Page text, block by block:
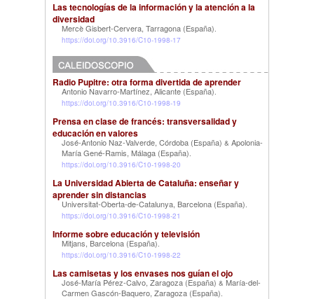
Las tecnologías de la información y la atención a la
diversidad
Mercè Gisbert-Cervera, Tarragona (España).
https://doi.org/10.3916/C10-1998-17
Radio Pupitre: otra forma divertida de aprender
Antonio Navarro-Martínez, Alicante (España).
https://doi.org/10.3916/C10-1998-19
Prensa en clase de francés: transversalidad y
educación en valores
José-Antonio Naz-Valverde, Córdoba (España) & Apolonia-
María Gené-Ramis, Málaga (España).
https://doi.org/10.3916/C10-1998-20
La Universidad Abierta de Cataluña: enseñar y
aprender sin distancias
Universitat-Oberta-de-Catalunya, Barcelona (España).
https://doi.org/10.3916/C10-1998-21
Informe sobre educación y televisión
Mitjans, Barcelona (España).
https://doi.org/10.3916/C10-1998-22
Las camisetas y los envases nos guían el ojo
José-María Pérez-Calvo, Zaragoza (España) & María-del-
Carmen Gascón-Baquero, Zaragoza (España).